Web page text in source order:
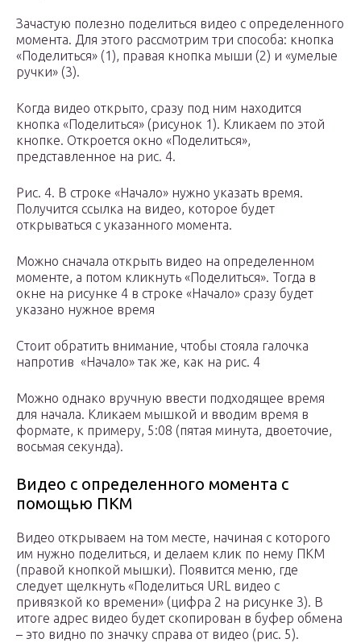
Зачастую полезно поделиться видео с определенного
момента. Для этого рассмотрим три способа: кнопка
«Поделиться» (1), правая кнопка мыши (2) и «умелые
ручки» (3).
Когда видео открыто, сразу под ним находится
кнопка «Поделиться» (рисунок 1). Кликаем по этой
кнопке. Откроется окно «Поделиться»,
представленное на рис. 4.
Рис. 4. В строке «Начало» нужно указать время.
Получится ссылка на видео, которое будет
открываться с указанного момента.
Можно сначала открыть видео на определенном
моменте, а потом кликнуть «Поделиться». Тогда в
окне на рисунке 4 в строке «Начало» сразу будет
указано нужное время
Стоит обратить внимание, чтобы стояла галочка
напротив «Начало» так же, как на рис. 4
Можно однако вручную ввести подходящее время
для начала. Кликаем мышкой и вводим время в
формате, к примеру, 5:08 (пятая минута, двоеточие,
восьмая секунда).
Видео с определенного момента с
помощью ПКМ
Видео открываем на том месте, начиная с которого
им нужно поделиться, и делаем клик по нему ПКМ
(правой кнопкой мышки). Появится меню, где
следует щелкнуть «Поделиться URL видео с
привязкой ко времени» (цифра 2 на рисунке 3). В
итоге адрес видео будет скопирован в буфер обмена
– это видно по значку справа от видео (рис. 5).